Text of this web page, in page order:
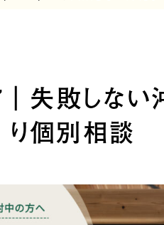
失敗しない
り個別相談